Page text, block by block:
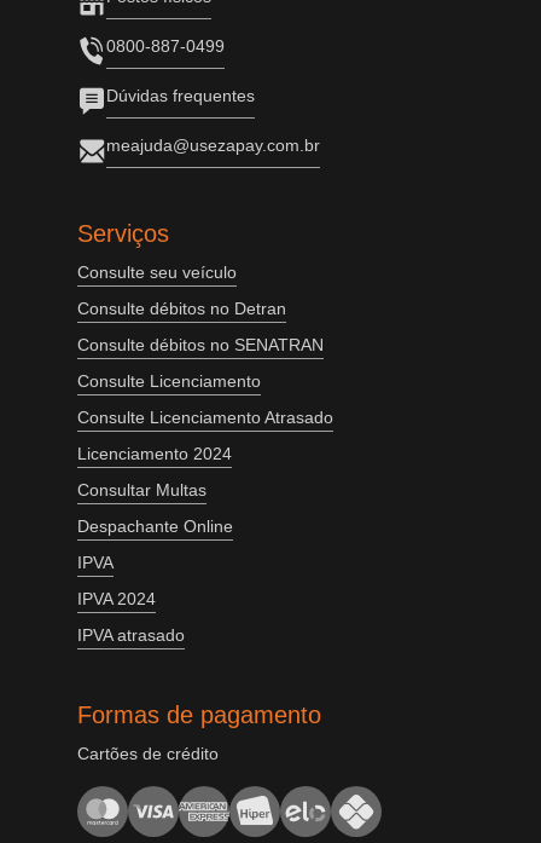
0800-887-0499
Dúvidas frequentes
meajuda@usezapay.com.br
Serviços
Consulte seu veículo
Consulte débitos no Detran
Consulte débitos no SENATRAN
Consulte Licenciamento
Consulte Licenciamento Atrasado
Licenciamento 2024
Consultar Multas
Despachante Online
IPVA
IPVA 2024
IPVA atrasado
Formas de pagamento
Cartões de crédito